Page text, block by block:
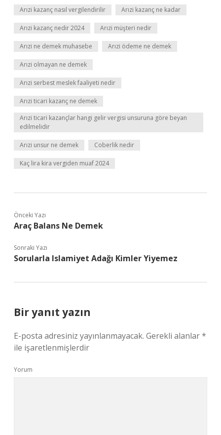
Arızi kazanç nasıl vergilendirilir Arızi kazanç ne kadar
Arızi kazanç nedir 2024 Arızi müşteri nedir
Arızi ne demek muhasebe Arızi ödeme ne demek
Arızi olmayan ne demek
Arızi serbest meslek faaliyeti nedir
Arızi ticari kazanç ne demek
Arızi ticari kazançlar hangi gelir vergisi unsuruna göre beyan
edilmelidir
Arızi unsur ne demek Coberlik nedir
Kaç lira kira vergiden muaf 2024
Önceki Yazı
Araç Balans Ne Demek
Sonraki Yazı
Sorularla Islamiyet Adağı Kimler Yiyemez
Bir yanıt yazın
E-posta adresiniz yayınlanmayacak. Gerekli alanlar*
ile işaretlenmişlerdir
Yorum